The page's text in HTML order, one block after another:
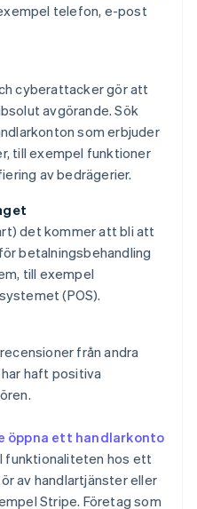
telefon, e-post
cyberattacker gör att
avgörande. Sök
som erbjuder
till exempel funktioner
av bedrägerier.
det kommer att bli att
betalningsbehandling
till exempel
(POS).
från andra
haft positiva
öppna ett handlarkonto
funktionaliteten hos ett
av handlartjänster eller
Stripe. Företag som